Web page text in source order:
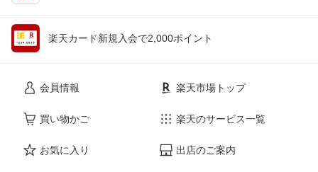
楽天カード新規入会で2,000ポイント
会員情報
買い物かご
お気に入り
楽天市場トップ
楽天のサービス一覧
出店のご案内